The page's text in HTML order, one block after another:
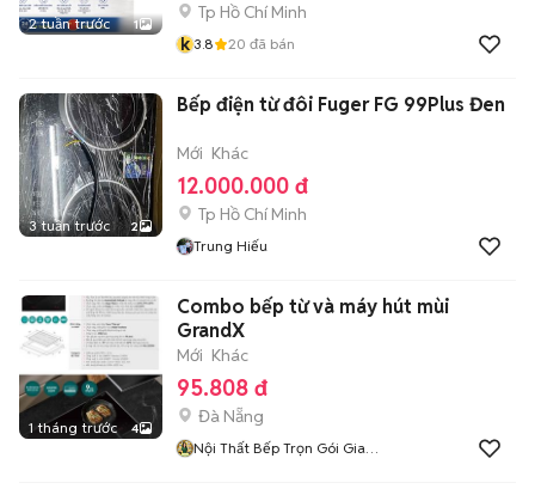
2 tuần trước 1
Tp Hồ Chí Minh
k 3.8 20 đã bán
3 tuần trước 2
Bếp điện từ đôi Fuger FG 99Plus Đen
Mới Khác
12.000.000 đ
Tp Hồ Chí Minh
Trung Hiếu
1 tháng trước 4
Combo bếp từ và máy hút mùi
GrandX
Mới Khác
95.808 đ
Đà Nẵng
Nội Thất Bếp Trọn Gói Gia